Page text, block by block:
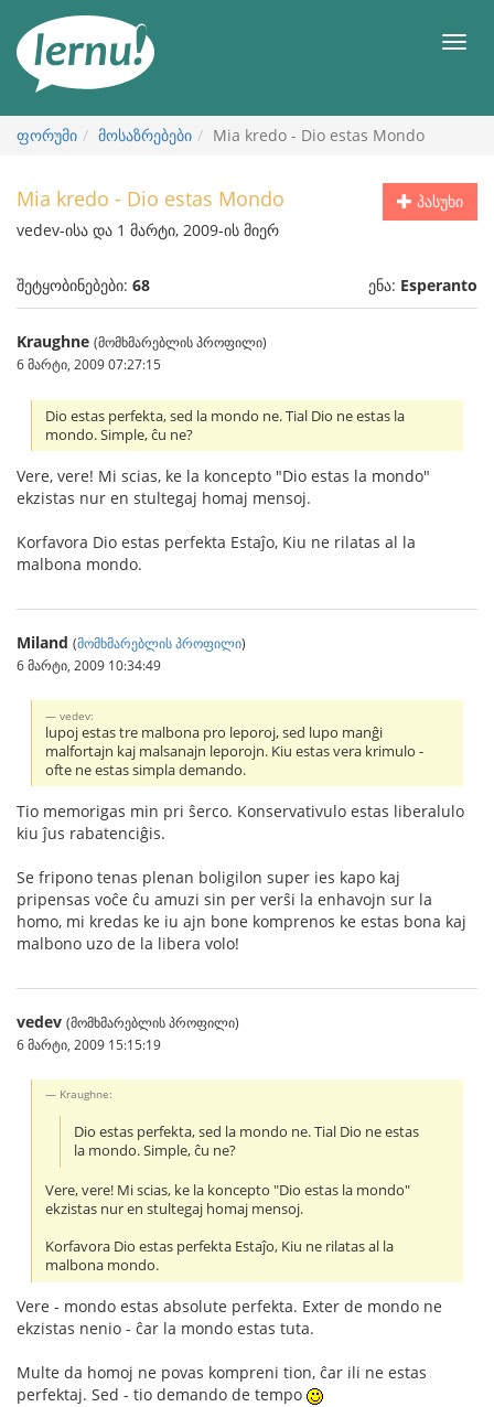
ნახვა
მენიუ
ფორუმი მოსაზრებები Mia kredo - Dio estas Mondo
პასუხი
Mia kredo - Dio estas Mondo
vedev-ისა და 1 მარტი, 2009-ის მიერ
შეტყობინებები: 68 ენა: Esperanto
Kraughne (მომხმარებლის პროფილი)
6 მარტი, 2009 07:27:15
Dio estas perfekta, sed la mondo ne. Tial Dio ne estas la
mondo. Simple, ĉu ne?
Vere, vere! Mi scias, ke la koncepto "Dio estas la mondo"
ekzistas nur en stultegaj homaj mensoj.
Korfavora Dio estas perfekta Estaĵo, Kiu ne rilatas al la
malbona mondo.
Miland (მომხმარებლის პროფილი)
6 მარტი, 2009 10:34:49
vedev:
lupoj estas tre malbona pro leporoj, sed lupo manĝi
malfortajn kaj malsanajn leporojn. Kiu estas vera krimulo -
ofte ne estas simpla demando.
Tio memorigas min pri ŝerco. Konservativulo estas liberalulo
kiu ĵus rabatenciĝis.
Se fripono tenas plenan boligilon super ies kapo kaj
pripensas voĉe ĉu amuzi sin per verŝi la enhavojn sur la
homo, mi kredas ke iu ajn bone komprenos ke estas bona kaj
malbono uzo de la libera volo!
vedev (მომხმარებლის პროფილი)
6 მარტი, 2009 15:15:19
Kraughne:
Dio estas perfekta, sed la mondo ne. Tial Dio ne estas
la mondo. Simple, ĉu ne?
Vere, vere! Mi scias, ke la koncepto "Dio estas la mondo"
ekzistas nur en stultegaj homaj mensoj.
Korfavora Dio estas perfekta Estaĵo, Kiu ne rilatas al la
malbona mondo.
Vere - mondo estas absolute perfekta. Exter de mondo ne
ekzistas nenio - ĉar la mondo estas tuta.
Multe da homoj ne povas kompreni tion, ĉar ili ne estas
perfektaj. Sed - tio demando de tempo